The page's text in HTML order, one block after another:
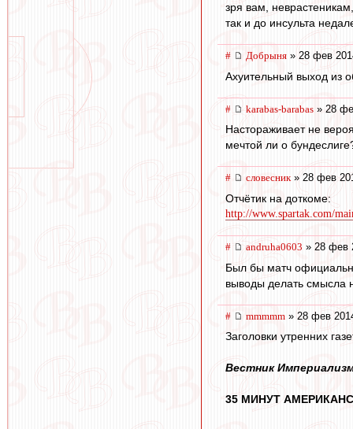
зря вам,
так и до инсульта
# Добрыня » 28 фев
Ахуительный выход из
# karabas-barabas » 28
Настораживает не
мечтой ли о
# словесник» 28 фев
Отчётик на доткоме:
http://www.spartak.com/
# andruha0603 » 28 фев
Был бы матч
выводы делать смысла
# mmmmm » 28 фев
Заголовки утренних
Вестник
35 МИНУТ